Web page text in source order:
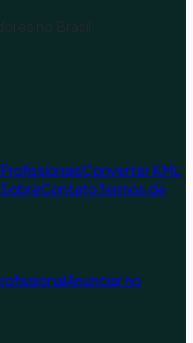
no Brasil.
ProfissionaisConverter KML
SobreContatoTermos de
Anunciar no